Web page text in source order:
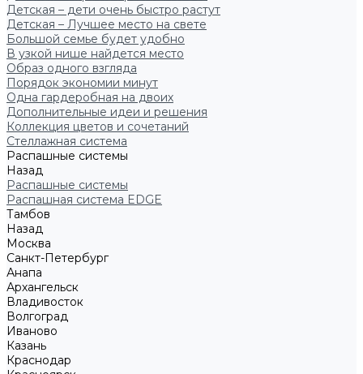
Детская – дети очень быстро растут
Детская – Лучшее место на свете
Большой семье будет удобно
В узкой нише найдется место
Образ одного взгляда
Порядок экономии минут
Одна гардеробная на двоих
Дополнительные идеи и решения
Коллекция цветов и сочетаний
Стеллажная система
Распашные системы
Назад
Распашные системы
Распашная система EDGE
Тамбов
Назад
Москва
Санкт-Петербург
Анапа
Архангельск
Владивосток
Волгоград
Иваново
Казань
Краснодар